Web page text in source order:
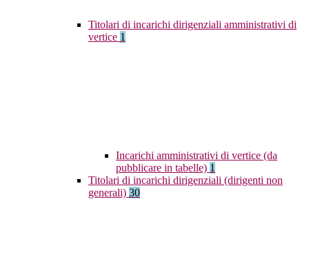
Titolari di incarichi dirigenziali amministrativi di
vertice 1
Incarichi amministrativi di vertice (da
pubblicare in tabelle) 1
Titolari di incarichi dirigenziali (dirigenti non
generali) 30